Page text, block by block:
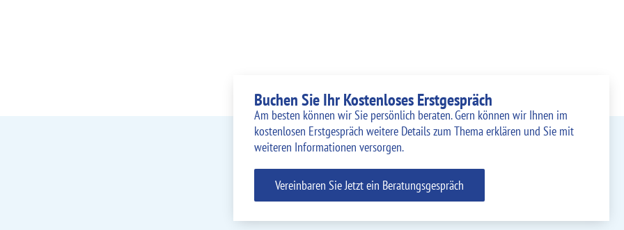
Buchen Sie Ihr Kostenloses Erstgespräch
Am besten können wir Sie persönlich beraten. Gern können wir Ihnen im
kostenlosen Erstgespräch weitere Details zum Thema erklären und Sie mit
weiteren Informationen versorgen.
Vereinbaren Sie Jetzt ein Beratungsgespräch